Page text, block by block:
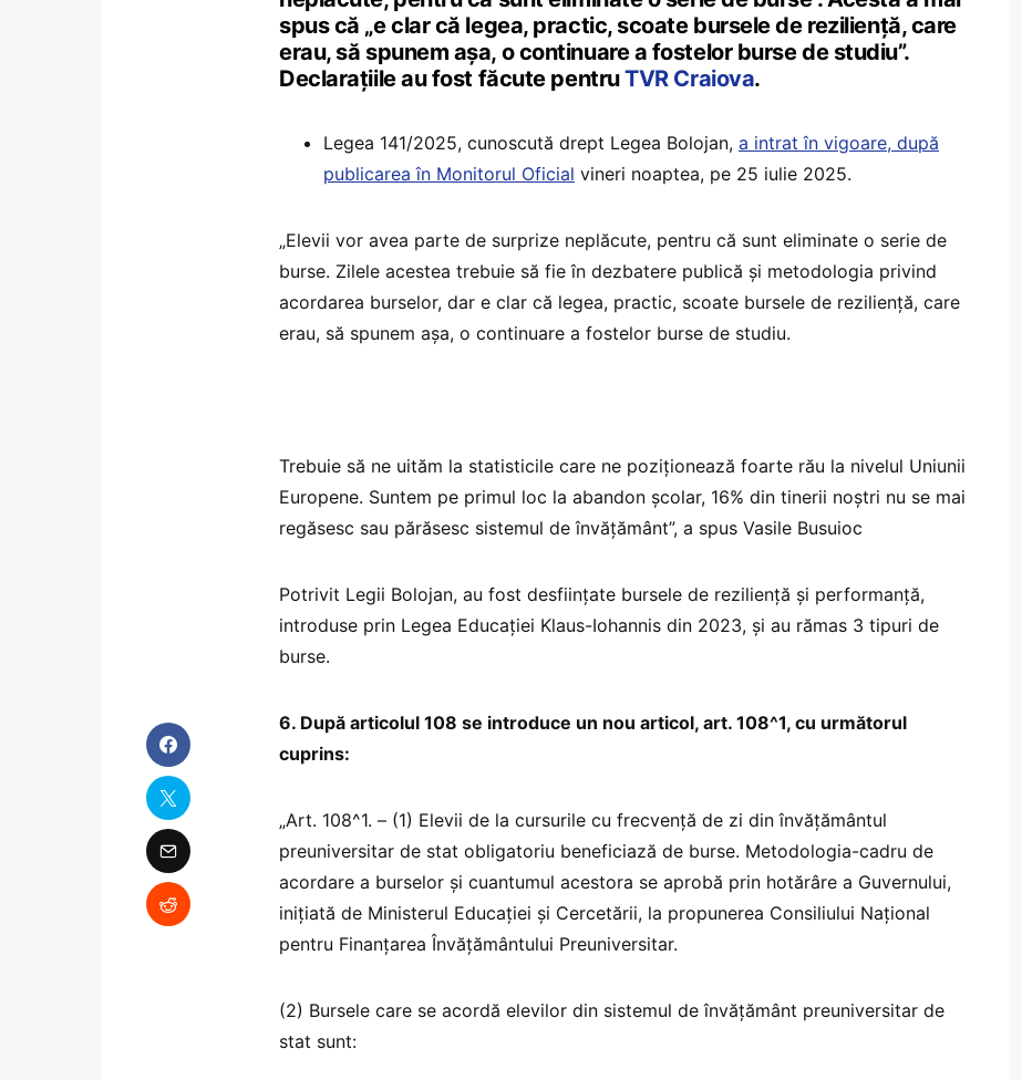
spus că „e clar că legea, practic, scoate bursele de reziliență, care
erau, să spunem așa, o continuare a fostelor burse de studiu”.
Declarațiile au fost făcute pentruTVR Craiova.
Legea 141/2025, cunoscută drept Legea Bolojan, a intrat în vigoare, după
publicarea în Monitorul Oficial vineri noaptea, pe 25 iulie 2025.
„Elevii vor avea parte de surprize neplăcute, pentru că sunt eliminate o serie de
burse. Zilele acestea trebuie să fie în dezbatere publică și metodologia privind
acordarea burselor, dar e clar că legea, practic, scoate bursele de reziliență, care
erau, să spunem așa, o continuare a fostelor burse de studiu.
Trebuie să ne uităm la statisticile care ne poziționează foarte rău la nivelul Uniunii
Europene. Suntem pe primul loc la abandon școlar, 16% din tinerii noștri nu se mai
regăsesc sau părăsesc sistemul de învățământ”, a spus Vasile Busuioc
Potrivit Legii Bolojan, au fost desființate bursele de reziliență și performanță,
introduse prin Legea Educației Klaus-Iohannis din 2023, și au rămas 3 tipuri de
burse.
6. După articolul 108 se introduce un nou articol, art. 108^1, cu următorul
cuprins:
„Art. 108^1. – (1) Elevii de la cursurile cu frecvenţă de zi din învăţământul
preuniversitar de stat obligatoriu beneficiază de burse. Metodologia-cadru de
acordare a burselor și cuantumul acestora se aprobă prin hotărâre a Guvernului,
inițiată de Ministerul Educaţiei și Cercetării, la propunerea Consiliului Naţional
pentru Finanţarea Învăţământului Preuniversitar.
(2) Bursele care se acordă elevilor din sistemul de învăţământ preuniversitar de
stat sunt: